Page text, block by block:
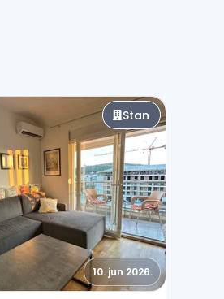
Stan
10. jun 2026.